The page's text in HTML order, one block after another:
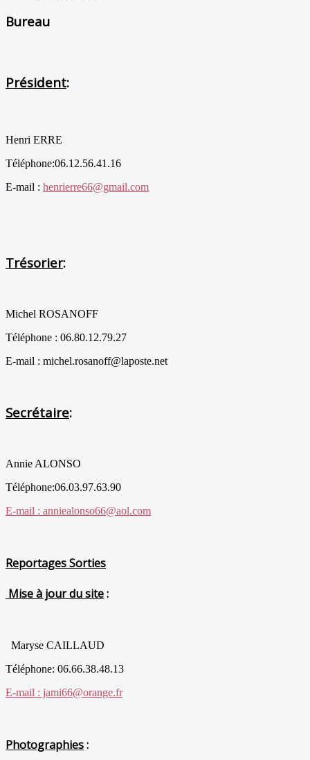
Bureau
Président:
Henri ERRE
Téléphone:06.12.56.41.16
E-mail : henrierre66@gmail.com
Trésorier:
Michel ROSANOFF
Téléphone : 06.80.12.79.27
E-mail : michel.rosanoff@laposte.net
Secrétaire:
Annie ALONSO
Téléphone:06.03.97.63.90
E-mail : anniealonso66@aol.com
Reportages Sorties
Mise à jour du site:
Maryse CAILLAUD
Téléphone: 06.66.38.48.13
E-mail : jami66@orange.fr
Photographies: